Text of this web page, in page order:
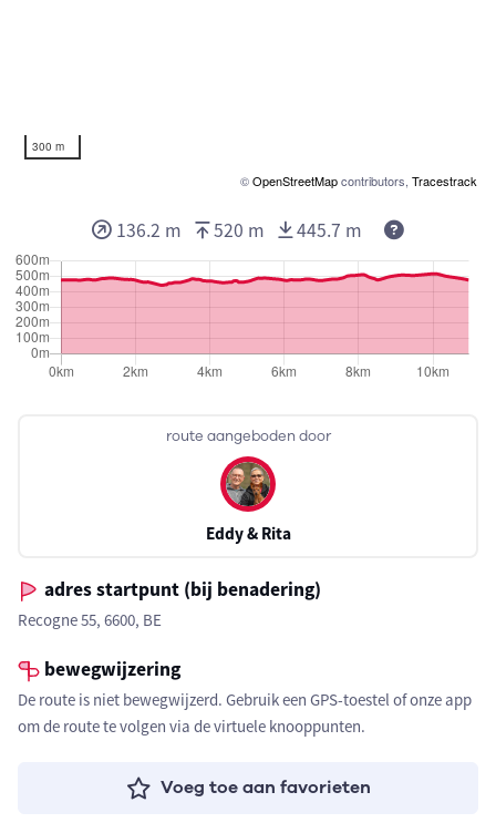
300 m
©OpenStreetMapcontributors, Tracestrack
route aangeboden door
Eddy & Rita
adres startpunt (bij benadering)
Recogne 55, 6600, BE
bewegwijzering
De route is niet bewegwijzerd. Gebruik een GPS-toestel of onze app
om de route te volgen via de virtuele knooppunten.
Voeg toe aan favorieten
136.2 m 520 m 445.7 m